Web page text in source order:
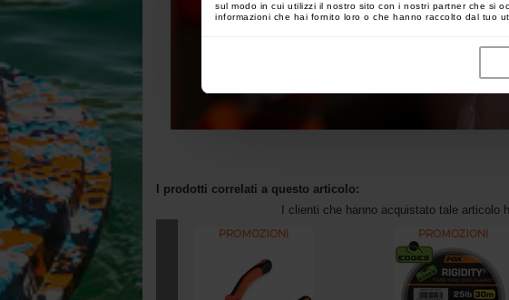
sul modo in cui utilizzi il nostro sito con i nostri partner che si
informazioni che hai fornito loro o che hanno raccolto dal tuo
I prodotti correlati a questo articolo:
I clienti che hanno acquistato tale articolo